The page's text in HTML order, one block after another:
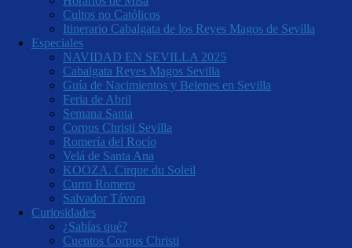
Cultos no Católicos
Itinerario Cabalgata de los Reyes Magos de Sevilla
Especiales
NAVIDAD EN SEVILLA 2025
Cabalgata Reyes Magos Sevilla
Guía de Nacimientos y Belenes en Sevilla
Feria de Abril
Semana Santa
Corpus Christi Sevilla
Romería del Rocío
Velá de Santa Ana
KOOZA. Cirque du Soleil
Curro Romero
Salvador Távora
Curiosidades
¿Sabías qué?
Cuentos Corpus Christi